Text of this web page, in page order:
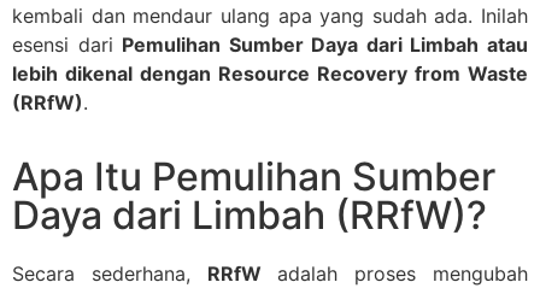
kembali dan mendaur ulang apa yang sudah ada. Inilah
esensi dari Pemulihan Sumber Daya dari Limbah atau
lebih dikenal dengan Resource Recovery from Waste
(RRfW).
Apa Itu Pemulihan Sumber
Daya dari Limbah (RRfW)?
Secara sederhana, RRfW adalah proses mengubah